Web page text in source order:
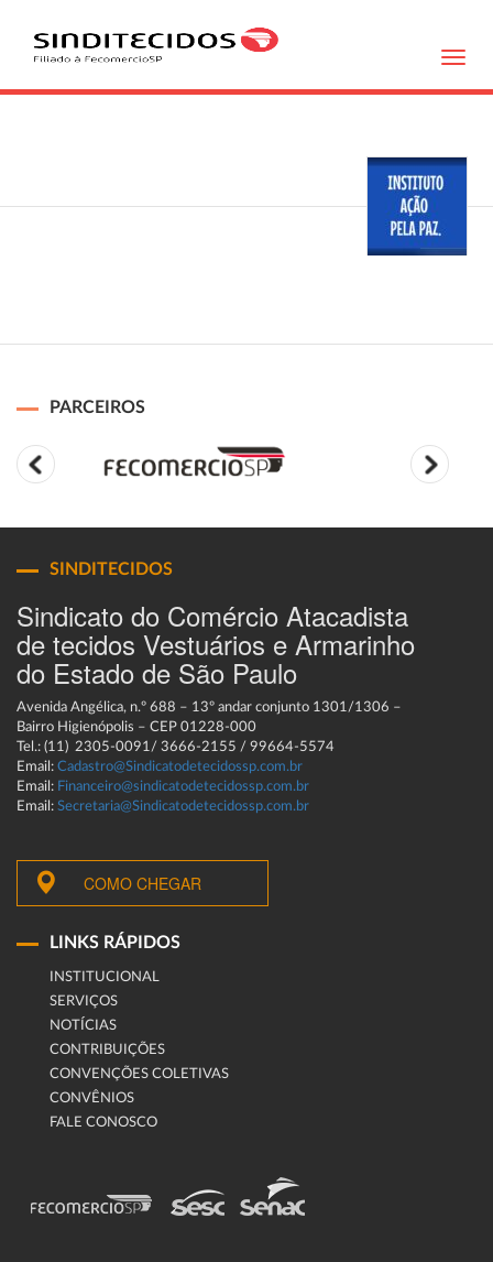
PARCEIROS
SINDITECIDOS
Sindicato do Comércio Atacadista
de tecidos Vestuários e Armarinho
do Estado de São Paulo
Avenida Angélica, n.º 688 – 13º andar conjunto 1301/1306 –
Bairro Higienópolis – CEP 01228-000
Tel.: (11) 2305-0091/ 3666-2155 / 99664-5574
Email: Cadastro@Sindicatodetecidossp.com.br
Email: Financeiro@sindicatodetecidossp.com.br
Email: Secretaria@Sindicatodetecidossp.com.br
COMO CHEGAR
LINKS RÁPIDOS
INSTITUCIONAL
SERVIÇOS
NOTÍCIAS
CONTRIBUIÇÕES
CONVENÇÕES COLETIVAS
CONVÊNIOS
FALE CONOSCO